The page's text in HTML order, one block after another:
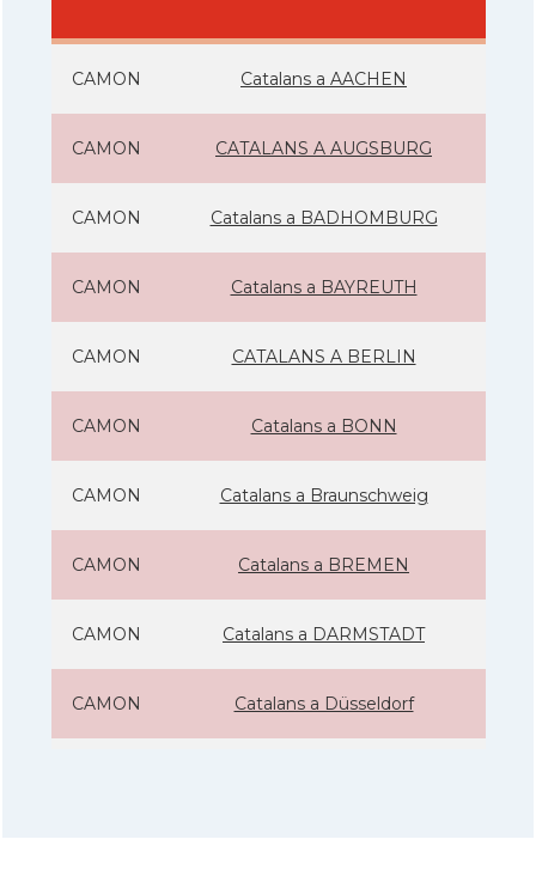
CAMON Catalans a AACHEN
CAMON CATALANS A AUGSBURG
CAMON Catalans a BADHOMBURG
CAMON Catalans a BAYREUTH
CAMON CATALANS A BERLIN
CAMON Catalans a BONN
CAMON Catalans a Braunschweig
CAMON Catalans a BREMEN
CAMON Catalans a DARMSTADT
CAMON Catalans a Düsseldorf